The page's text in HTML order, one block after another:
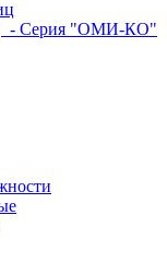
- Серия "ОМИ-КО"